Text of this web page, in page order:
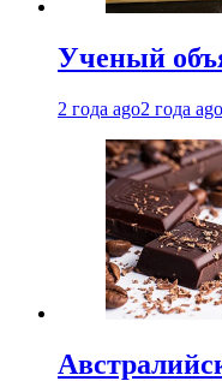
Ученый
2 года ago2 года ago